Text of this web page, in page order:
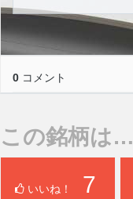
0 コメント
この銘柄は…
いいね！ 7